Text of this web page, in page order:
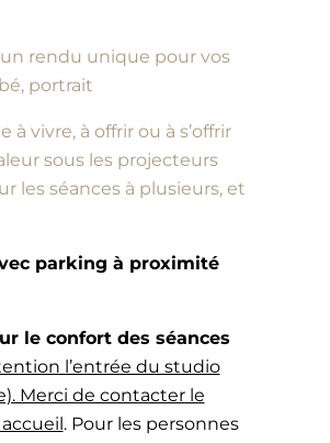
rendu unique pour vos
portrait
vivre, à offrir ou à s’offrir
sous les projecteurs
les séances à plusieurs, et
parking à proximité
le confort des séances
l’entrée du studio
Merci de contacter le
. Pour les personnes